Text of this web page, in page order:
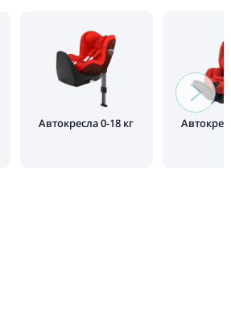
Автокресла 0-18 кг